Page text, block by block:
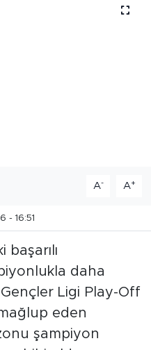
- +
başarılı
daha
Gençler Ligi Play-Off
eden
şampiyon